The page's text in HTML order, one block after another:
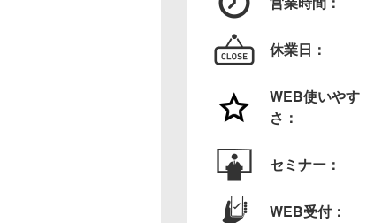
休業日：
WEB使いやす
さ：
セミナー：
WEB受付：